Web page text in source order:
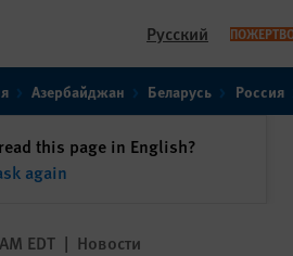
Русский
Азербайджан Беларусь Россия
this page in English?
again
EDT | Новости